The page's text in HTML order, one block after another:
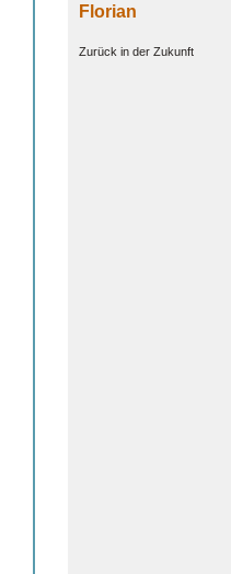
Florian
Zurück in der Zukunft